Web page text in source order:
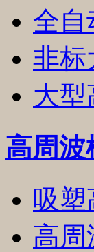
全自
非标
大型
高周波
吸塑
高周